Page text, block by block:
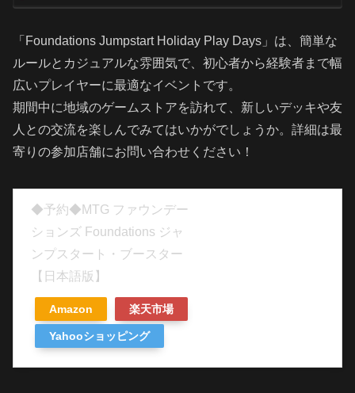
「Foundations Jumpstart Holiday Play Days」は、簡単な
ルールとカジュアルな雰囲気で、初心者から経験者まで幅
広いプレイヤーに最適なイベントです。
期間中に地域のゲームストアを訪れて、新しいデッキや友
人との交流を楽しんでみてはいかがでしょうか。詳細は最
寄りの参加店舗にお問い合わせください！
◆予約◆MTG ファウンデー
ションズ Foundations ジャ
ンプスタート・ブースター
【日本語版】
Amazon 楽天市場
Yahooショッピング